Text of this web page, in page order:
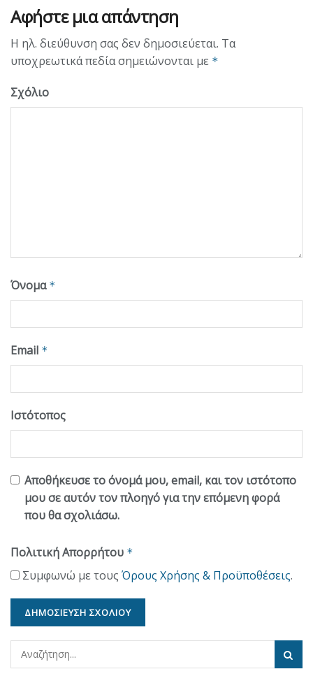
Αφήστε μια απάντηση
Η ηλ. διεύθυνση σας δεν δημοσιεύεται. Τα
υποχρεωτικά πεδία σημειώνονται με *
Σχόλιο
Όνομα *
Email *
Ιστότοπος
Αποθήκευσε το όνομά μου, email, και τον ιστότοπο
μου σε αυτόν τον πλοηγό για την επόμενη φορά
που θα σχολιάσω.
Πολιτική Απορρήτου *
Συμφωνώ με τους Όρους Χρήσης & Προϋποθέσεις.